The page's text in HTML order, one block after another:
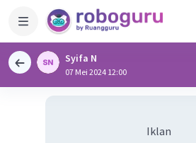
Syifa N
07 Mei 2024 12:00
Iklan